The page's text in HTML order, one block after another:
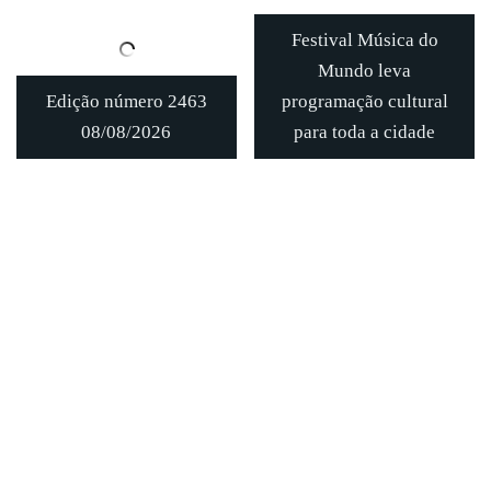
Edição número 2463
08/08/2026
Festival Música do
Mundo leva
programação cultural
para toda a cidade